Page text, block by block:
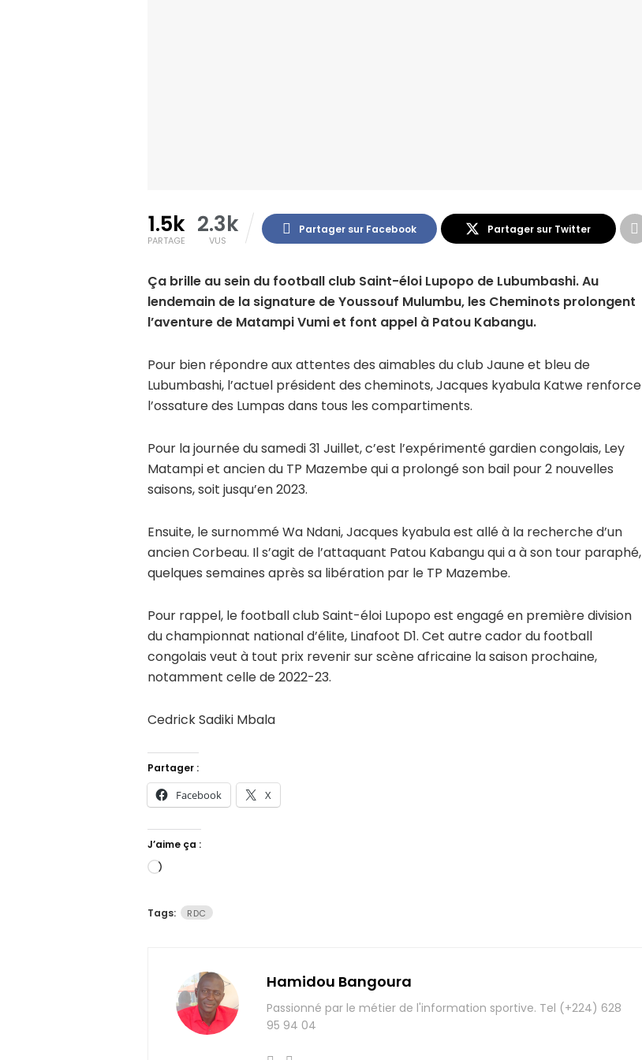
1.5k
PARTAGE
2.3k
VUS
Partager sur Facebook Partager sur Twitter
Ça brille au sein du football club Saint-éloi Lupopo de Lubumbashi. Au
lendemain de la signature de Youssouf Mulumbu, les Cheminots prolongent
l’aventure de Matampi Vumi et font appel à Patou Kabangu.
Pour bien répondre aux attentes des aimables du club Jaune et bleu de
Lubumbashi, l’actuel président des cheminots, Jacques kyabula Katwe renforce
l’ossature des Lumpas dans tous les compartiments.
Pour la journée du samedi 31 Juillet, c’est l’expérimenté gardien congolais, Ley
Matampi et ancien du TP Mazembe qui a prolongé son bail pour 2 nouvelles
saisons, soit jusqu’en 2023.
Ensuite, le surnommé Wa Ndani, Jacques kyabula est allé à la recherche d’un
ancien Corbeau. Il s’agit de l’attaquant Patou Kabangu qui a à son tour paraphé,
quelques semaines après sa libération par le TP Mazembe.
Pour rappel, le football club Saint-éloi Lupopo est engagé en première division
du championnat national d’élite, Linafoot D1. Cet autre cador du football
congolais veut à tout prix revenir sur scène africaine la saison prochaine,
notamment celle de 2022-23.
Cedrick Sadiki Mbala
Partager :
Facebook X
J’aime ça :
Chargement…
Tags: RDC
Hamidou Bangoura
Passionné par le métier de l'information sportive. Tel (+224) 628
95 94 04